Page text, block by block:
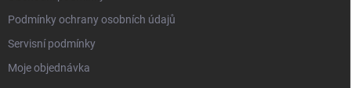
Podmínky ochrany osobních údajů
Servisní podmínky
Moje objednávka